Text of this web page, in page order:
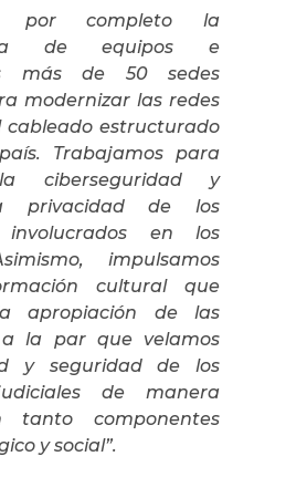
por completo la
de equipos e
más de 50 sedes
modernizar las redes
cableado estructurado
Trabajamos para
ciberseguridad y
privacidad de los
involucrados en los
impulsamos
cultural que
apropiación de las
a la par que velamos
y seguridad de los
de manera
tanto componentes
y social”.